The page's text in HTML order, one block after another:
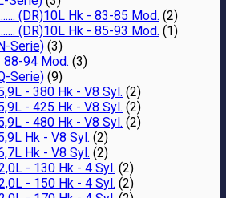
(DR)10L Hk - 83-85 Mod. (2)
(DR)10L Hk - 85-93 Mod. (1)
Serie) (3)
88-94 Mod. (3)
Serie) (9)
- 380 Hk - V8 Syl. (2)
- 425 Hk - V8 Syl. (2)
- 480 Hk - V8 Syl. (2)
Hk - V8 Syl. (2)
Hk - V8 Syl. (2)
- 130 Hk - 4 Syl. (2)
- 150 Hk - 4 Syl. (2)